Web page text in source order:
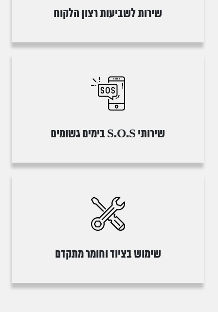
שירות לשביעות רצון הלקוח
שירותי S.O.S בימים גשומים
שימוש בציוד וחומר מתקדם